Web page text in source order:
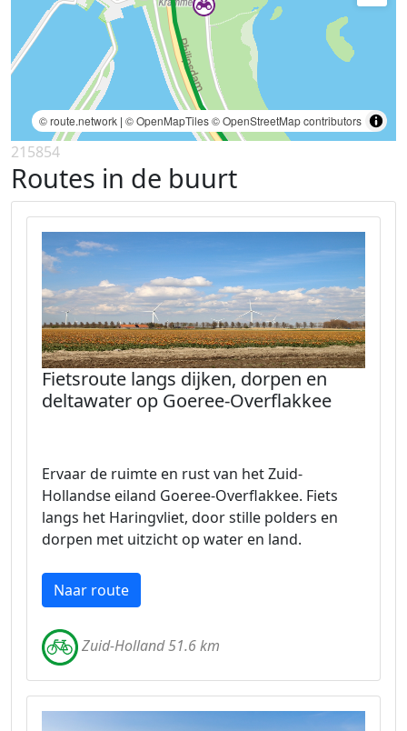
© route.network | © OpenMapTiles© OpenStreetMap contributors
215854
Routes in de buurt
Fietsroute langs dijken, dorpen en
deltawater op Goeree-Overflakkee
Ervaar de ruimte en rust van het Zuid-
Hollandse eiland Goeree-Overflakkee. Fiets
langs het Haringvliet, door stille polders en
dorpen met uitzicht op water en land.
Naar route
Zuid-Holland 51.6 km